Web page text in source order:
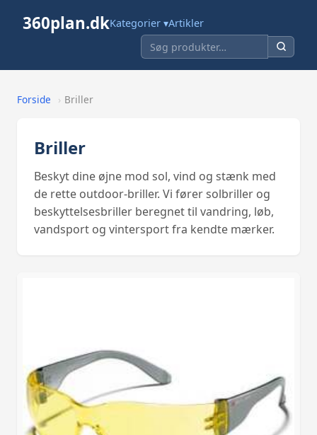
360plan.dkKategorier ▾Artikler
Forside › Briller
Briller
Beskyt dine øjne mod sol, vind og stænk med
de rette outdoor-briller. Vi fører solbriller og
beskyttelsesbriller beregnet til vandring, løb,
vandsport og vintersport fra kendte mærker.